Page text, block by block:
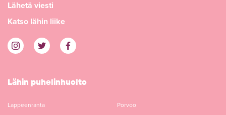
Lähetä viesti
Katso lähin liike
Lähin puhelinhuolto
Lappeenranta
Porvoo